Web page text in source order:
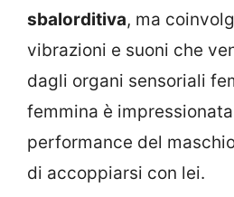
sbalorditiva, ma
vibrazioni e suoni che
dagli organi sensoriali
femmina è
performance del
di accoppiarsi con lei.